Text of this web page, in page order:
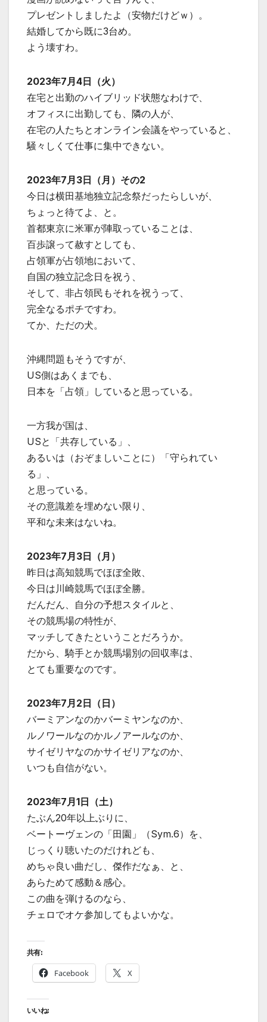
プレゼントしましたよ（安物だけどｗ）。
結婚してから既に3台め。
よう壊すわ。
2023年7月4日（火）
在宅と出勤のハイブリッド状態なわけで、
オフィスに出勤しても、隣の人が、
在宅の人たちとオンライン会議をやっていると、
騒々しくて仕事に集中できない。
2023年7月3日（月）その2
今日は横田基地独立記念祭だったらしいが、
ちょっと待てよ、と。
首都東京に米軍が陣取っていることは、
百歩譲って赦すとしても、
占領軍が占領地において、
自国の独立記念日を祝う、
そして、非占領民もそれを祝うって、
完全なるポチですわ。
てか、ただの犬。
沖縄問題もそうですが、
US側はあくまでも、
日本を「占領」していると思っている。
一方我が国は、
USと「共存している」、
あるいは（おぞましいことに）「守られてい
る」、
と思っている。
その意識差を埋めない限り、
平和な未来はないね。
2023年7月3日（月）
昨日は高知競馬でほぼ全敗、
今日は川崎競馬でほぼ全勝。
だんだん、自分の予想スタイルと、
その競馬場の特性が、
マッチしてきたということだろうか。
だから、騎手とか競馬場別の回収率は、
とても重要なのです。
2023年7月2日（日）
バーミアンなのかバーミヤンなのか、
ルノワールなのかルノアールなのか、
サイゼリヤなのかサイゼリアなのか、
いつも自信がない。
2023年7月1日（土）
たぶん20年以上ぶりに、
ベートーヴェンの「田園」（Sym.6）を、
じっくり聴いたのだけれども、
めちゃ良い曲だし、傑作だなぁ、と、
あらためて感動＆感心。
この曲を弾けるのなら、
チェロでオケ参加してもよいかな。
共有:
Facebook X
いいね: